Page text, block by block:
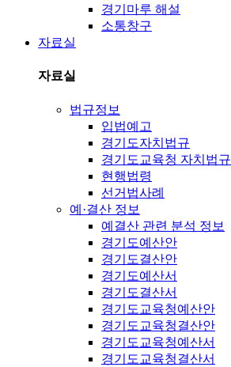
경기마루 해설
소통창구
자료실
자료실
법규정보
입법예고
경기도자치법규
경기도교육청 자치법규
현행법령
선거법사례
예·결산 정보
예결산 관련 분석 정보
경기도예산안
경기도결산안
경기도예산서
경기도결산서
경기도교육청예산안
경기도교육청결산안
경기도교육청예산서
경기도교육청결산서